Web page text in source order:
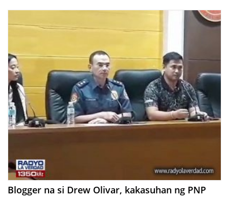
Blogger na si Drew Olivar, kakasuhan ng PNP